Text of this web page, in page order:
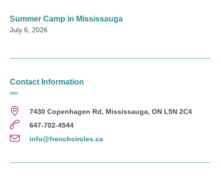
Summer Camp in Mississauga
July 6, 2026
Contact Information
7430 Copenhagen Rd, Mississauga, ON L5N 2C4
647-702-4544
info@frenchcircles.ca